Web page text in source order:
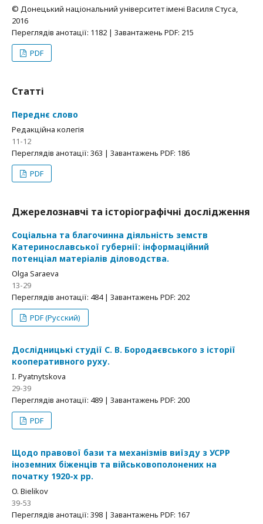
© Донецький національний університет імені Василя Стуса,
2016
Переглядів анотації: 1182 | Завантажень PDF: 215
PDF
Статті
Переднє слово
Редакційна колегія
11-12
Переглядів анотації: 363 | Завантажень PDF: 186
PDF
Джерелознавчі та історіографічні дослідження
Соціальна та благочинна діяльність земств
Катеринославської губернії: інформаційний
потенціал матеріалів діловодства.
Olga Saraeva
13-29
Переглядів анотації: 484 | Завантажень PDF: 202
PDF (Русский)
Дослідницькі студії С. В. Бородаєвського з історії
кооперативного руху.
I. Pyatnytskova
29-39
Переглядів анотації: 489 | Завантажень PDF: 200
PDF
Щодо правової бази та механізмів виїзду з УСРР
іноземних біженців та військовополонених на
початку 1920-х рр.
O. Bіelikov
39-53
Переглядів анотації: 398 | Завантажень PDF: 167